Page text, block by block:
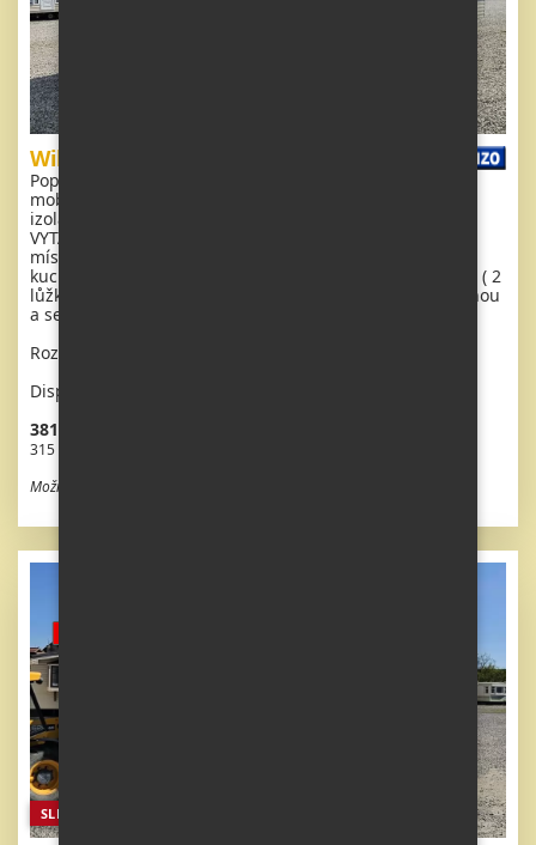
Willerby Granada
Popis: Extra široký, KRÁSNÝ, kompletně vybavený
mobilheim 11 x 3,7m se dvěma vchody, DVOJITÝMI (
izolačními ) OKNY A DVEŘMI - dithermy, CENTRÁLNÍM
VYTÁPĚNÍM - plynový kotel + radiátory ve všech
místnostech + plynový krb. Obývací pokoj, jídelní kout ,
kuchyň ve tvaru L, prostorná ložnice ( dvoulůžko ), pokoj ( 2
lůžka ), koupelna se sprchovým koutem s pevnou zástěnou
a sedací vaničkou + wc.
Rozměr: 11 x 3,7m
Dispozice: 3 + kk
381 150 Kč vč. DPH
315 000 Kč bez DPH
Možnost odpočtu DPH
SLEVA